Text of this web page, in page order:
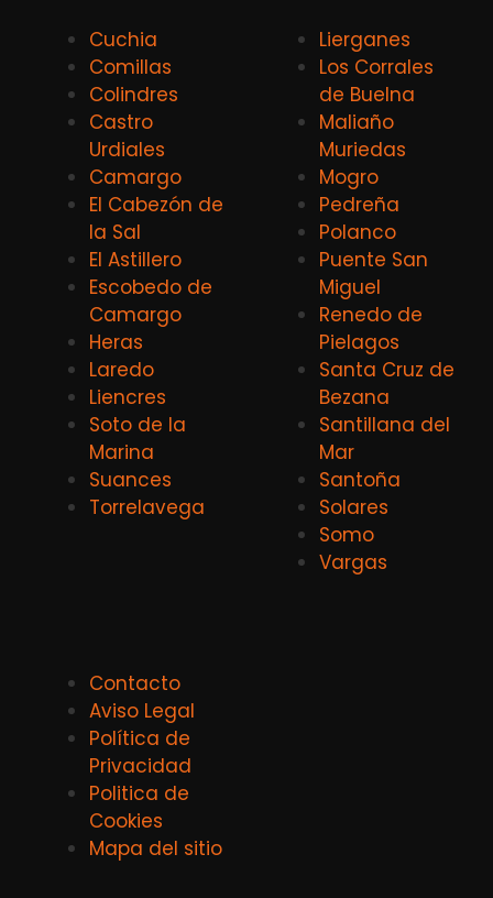
Cuchia
Comillas
Colindres
Castro
Urdiales
Camargo
El Cabezón de
la Sal
El Astillero
Escobedo de
Camargo
Heras
Laredo
Liencres
Soto de la
Marina
Suances
Torrelavega
Lierganes
Los Corrales
de Buelna
Maliaño
Muriedas
Mogro
Pedreña
Polanco
Puente San
Miguel
Renedo de
Pielagos
Santa Cruz de
Bezana
Santillana del
Mar
Santoña
Solares
Somo
Vargas
Contacto
Aviso Legal
Política de
Privacidad
Politica de
Cookies
Mapa del sitio